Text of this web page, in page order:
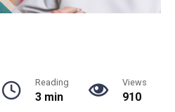
Reading
3 min
Views
910